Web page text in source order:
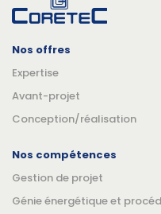
Nos offres
Expertise
Avant-projet
Conception/réalisation
Nos compétences
Gestion de projet
Génie énergétique et